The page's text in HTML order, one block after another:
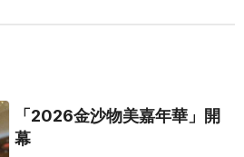
「2026金沙物美嘉年華」開
幕